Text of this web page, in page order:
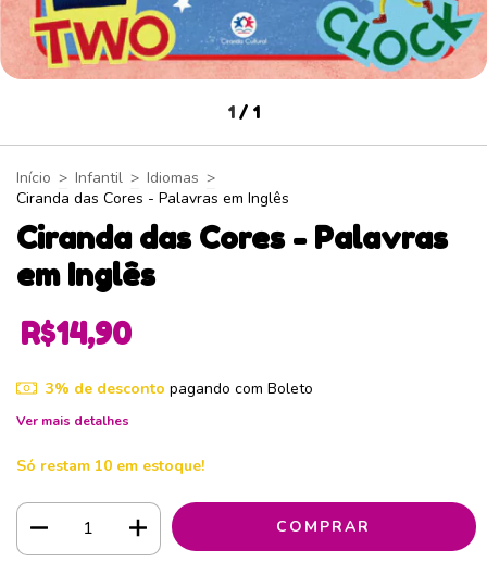
1 / 1
Início > Infantil > Idiomas >
Ciranda das Cores - Palavras em Inglês
Ciranda das Cores - Palavras
em Inglês
R$14,90
3% de desconto pagando com Boleto
Ver mais detalhes
Só restam 10 em estoque!